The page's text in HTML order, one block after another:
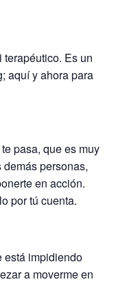
Es un
aquí y ahora para
pasa, que es muy
personas,
en acción.
por tú cuenta.
está impidiendo
a moverme en